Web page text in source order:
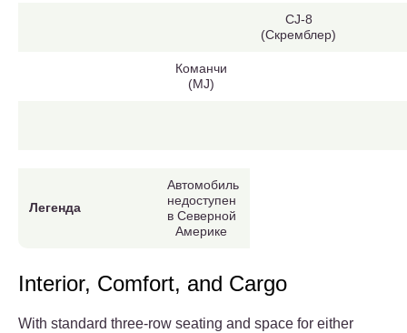
CJ-8
(Скремблер)
Команчи
(MJ)
Легенда
Автомобиль
недоступен
в Северной
Америке
Interior, Comfort, and Cargo
With standard three-row seating and space for either